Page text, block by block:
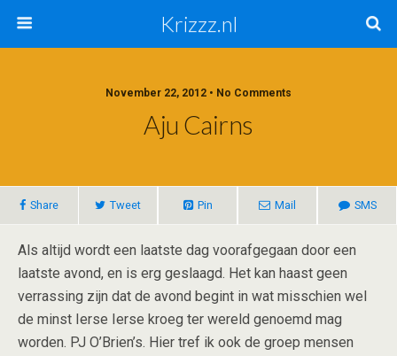
Krizzz.nl
November 22, 2012 • No Comments
Aju Cairns
Share Tweet Pin Mail SMS
Als altijd wordt een laatste dag voorafgegaan door een
laatste avond, en is erg geslaagd. Het kan haast geen
verrassing zijn dat de avond begint in wat misschien wel
de minst Ierse Ierse kroeg ter wereld genoemd mag
worden. PJ O’Brien’s. Hier tref ik ook de groep mensen